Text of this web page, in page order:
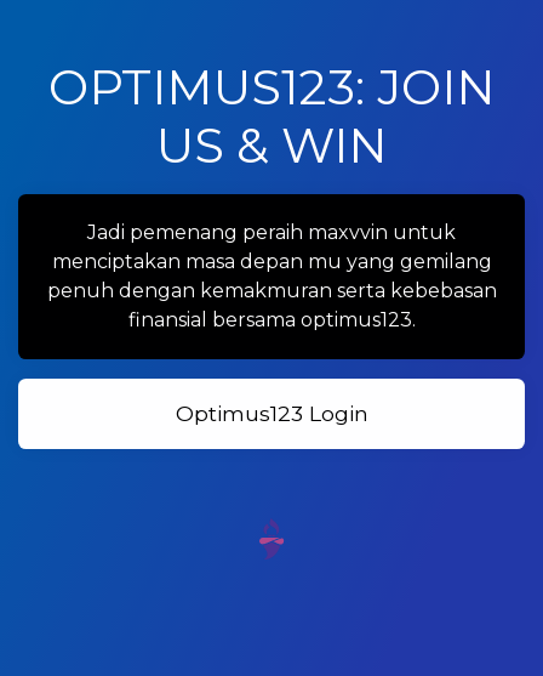
OPTIMUS123: JOIN
US & WIN
Jadi pemenang peraih maxvvin untuk
menciptakan masa depan mu yang gemilang
penuh dengan kemakmuran serta kebebasan
finansial bersama optimus123.
Optimus123 Login